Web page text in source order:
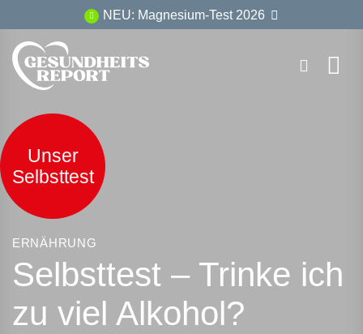
Inhalt
springen
NEU: Magnesium-Test 2026
ERNÄHRUNG
Selbsttest – Trinke ich
zu viel Alkohol?
Unser
Selbsttest